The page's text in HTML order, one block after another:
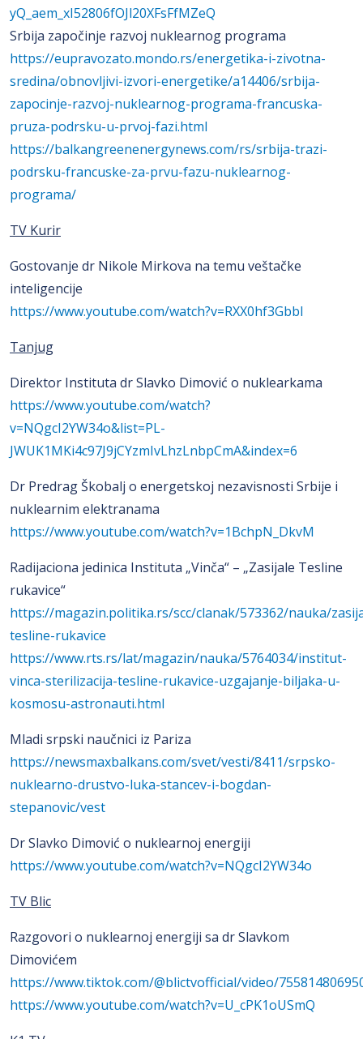
yQ_aem_xI52806fOJl20XFsFfMZeQ
Srbija započinje razvoj nuklearnog programa
https://eupravozato.mondo.rs/energetika-i-zivotna-
sredina/obnovljivi-izvori-energetike/a14406/srbija-
zapocinje-razvoj-nuklearnog-programa-francuska-
pruza-podrsku-u-prvoj-fazi.html
https://balkangreenenergynews.com/rs/srbija-trazi-
podrsku-francuske-za-prvu-fazu-nuklearnog-
programa/
TV Kurir
Gostovanje dr Nikole Mirkova na temu veštačke
inteligencije
https://www.youtube.com/watch?v=RXX0hf3GbbI
Tanjug
Direktor Instituta dr Slavko Dimović o nuklearkama
https://www.youtube.com/watch?
v=NQgcI2YW34o&list=PL-
JWUK1MKi4c97J9jCYzmIvLhzLnbpCmA&index=6
Dr Predrag Škobalj o energetskoj nezavisnosti Srbije i
nuklearnim elektranama
https://www.youtube.com/watch?v=1BchpN_DkvM
Radijaciona jedinica Instituta „Vinča“ – „Zasijale Tesline
rukavice“
https://magazin.politika.rs/scc/clanak/573362/nauka/
tesline-rukavice
https://www.rts.rs/lat/magazin/nauka/5764034/institut-
vinca-sterilizacija-tesline-rukavice-uzgajanje-biljaka-u-
kosmosu-astronauti.html
Mladi srpski naučnici iz Pariza
https://newsmaxbalkans.com/svet/vesti/8411/srpsko-
nuklearno-drustvo-luka-stancev-i-bogdan-
stepanovic/vest
Dr Slavko Dimović o nuklearnoj energiji
https://www.youtube.com/watch?v=NQgcI2YW34o
TV Blic
Razgovori o nuklearnoj energiji sa dr Slavkom
Dimovićem
https://www.tiktok.com/@blictvofficial/video/
https://www.youtube.com/watch?v=U_cPK1oUSmQ